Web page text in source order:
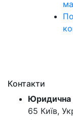
Контакти
Юридична
65 Київ,